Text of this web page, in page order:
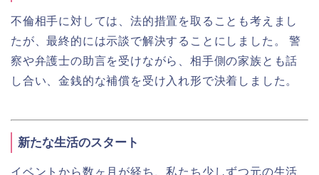
不倫相手に対しては、法的措置を取ることも考えまし
たが、最終的には示談で解決することにしました。 警
察や弁護士の助言を受けながら、相手側の家族とも話
し合い、金銭的な補償を受け入れ形で決着しました。
新たな生活のスタート
イベントから数ヶ月が経ち、私たち少しずつ元の生活